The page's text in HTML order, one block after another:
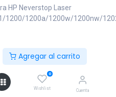
Agregar al carrito
0
Wishlist Cuenta
HP Neverstop Laser
1200/1200a/1200w/1200nw/